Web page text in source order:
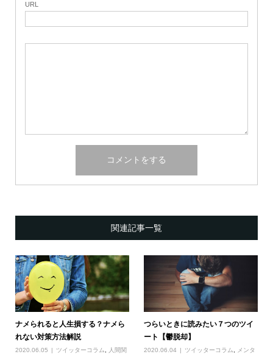
URL
関連記事一覧
ナメられると人生損する？ナメら
れない対策方法解説
2020.06.05 ツイッターコラム, 人間関
つらいときに読みたい７つのツイ
ート【鬱脱却】
2020.06.04 ツイッターコラム, メンタ